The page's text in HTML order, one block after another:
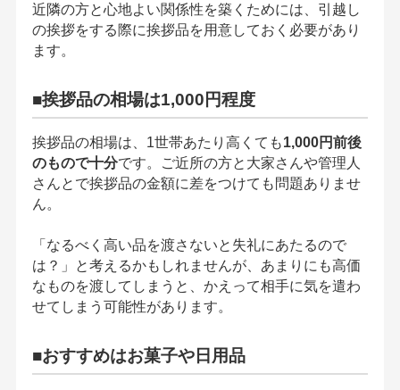
近隣の方と心地よい関係性を築くためには、引越し
の挨拶をする際に挨拶品を用意しておく必要があり
ます。
■挨拶品の相場は1,000円程度
挨拶品の相場は、1世帯あたり高くても1,000円前後
のもので十分です。ご近所の方と大家さんや管理人
さんとで挨拶品の金額に差をつけても問題ありませ
ん。
「なるべく高い品を渡さないと失礼にあたるので
は？」と考えるかもしれませんが、あまりにも高価
なものを渡してしまうと、かえって相手に気を遣わ
せてしまう可能性があります。
■おすすめはお菓子や日用品